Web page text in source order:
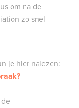
om na de
zo snel
je hier nalezen: